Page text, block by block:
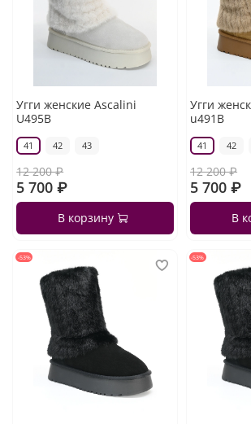
Угги женские Ascalini
U495B
41 42 43
12 200 ₽
5 700 ₽
В корзину
Угги
u491B
41 42
12 200 ₽
5 700 ₽
В
-53% -53%